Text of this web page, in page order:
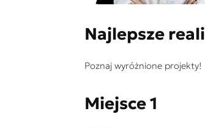
Najlepsze
Poznaj wyróżnione projekty!
Miejsce 1